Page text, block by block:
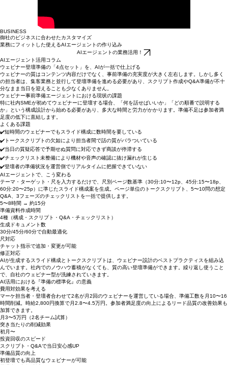
BUSINESS
御社のビジネスに合わせたカスタマイズ
業務にフィットした使えるAIエージェントの作り込み
AIエージェントの業務活用！
AIエージェント活用コラム
ウェビナー登壇準備の「4点セット」を、AIが一括で仕上げる
ウェビナーの質はコンテンツ内容だけでなく、事前準備の充実度が大きく左右します。しかし多く
の担当者は、集客業務と並行して登壇準備を進める必要があり、スクリプト作成やQ&A準備が不十
分なまま当日を迎えることも少なくありません。
ウェビナー事前準備エージェントにおける現状の課題
特に社内SMEが初めてウェビナーに登壇する場合、「何を話せばいいか」「どの順番で説明する
か」という構成設計から始める必要があり、多大な時間と労力がかかります。準備不足は参加者満
足度の低下に直結します。
よくある課題
✔️短時間のウェビナーでもスライド構成に数時間を要している
✔️トークスクリプトの欠如により担当者間で話の質がバラついている
✔️当日の質疑応答で予期せぬ質問に対応できず商談が停滞する
✔️チェックリスト未整備により機材や音声の確認に抜け漏れが生じる
✔️登壇者の準備状況を運営側でリアルタイムに把握できていない
AIエージェントで、こう変わる
テーマ・ターゲット・尺を入力するだけで、尺別ページ数基準（30分:10〜12p、45分:15〜18p、
60分:20〜25p）に準じたスライド構成案を生成。ページ単位のトークスクリプト、5〜10問の想定
Q&A、3フェーズのチェックリストを一括で提供します。
5〜8時間 → 約15分
準備資料作成時間
4種（構成・スクリプト・Q&A・チェックリスト）
生成ドキュメント数
30分/45分/60分で自動最適化
尺対応
チャット指示で追加・変更が可能
修正対応
AIが生成するスライド構成とトークスクリプトは、ウェビナー設計のベストプラクティスを組み込
んでいます。社内でのノウハウ蓄積がなくても、質の高い登壇準備ができます。繰り返し使うこと
で、自社のウェビナー型が洗練されていきます。
AI活用における『準備の標準化』の意義
費用対効果を考える
マーケ担当者・登壇者合わせて2名が月2回のウェビナーを運営している場合、準備工数を月10〜16
時間削減。時給2,800円換算で月2.8〜4.5万円。参加者満足度の向上によるリード品質の改善効果も
加算できます。
月3〜5万円（2名チーム試算）
​突き当たりの削減効果
初月〜
投資回収のスピード
スクリプト・Q&Aで当日安心感UP